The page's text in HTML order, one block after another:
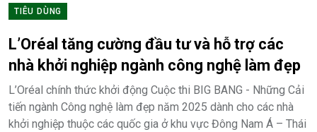
TIÊU DÙNG
L’Oréal tăng cường đầu tư và hỗ trợ các
nhà khởi nghiệp ngành công nghệ làm đẹp
L’Oréal chính thức khởi động Cuộc thi BIG BANG - Những Cải
tiến ngành Công nghệ làm đẹp năm 2025 dành cho các nhà
khởi nghiệp thuộc các quốc gia ở khu vực Đông Nam Á – Thái